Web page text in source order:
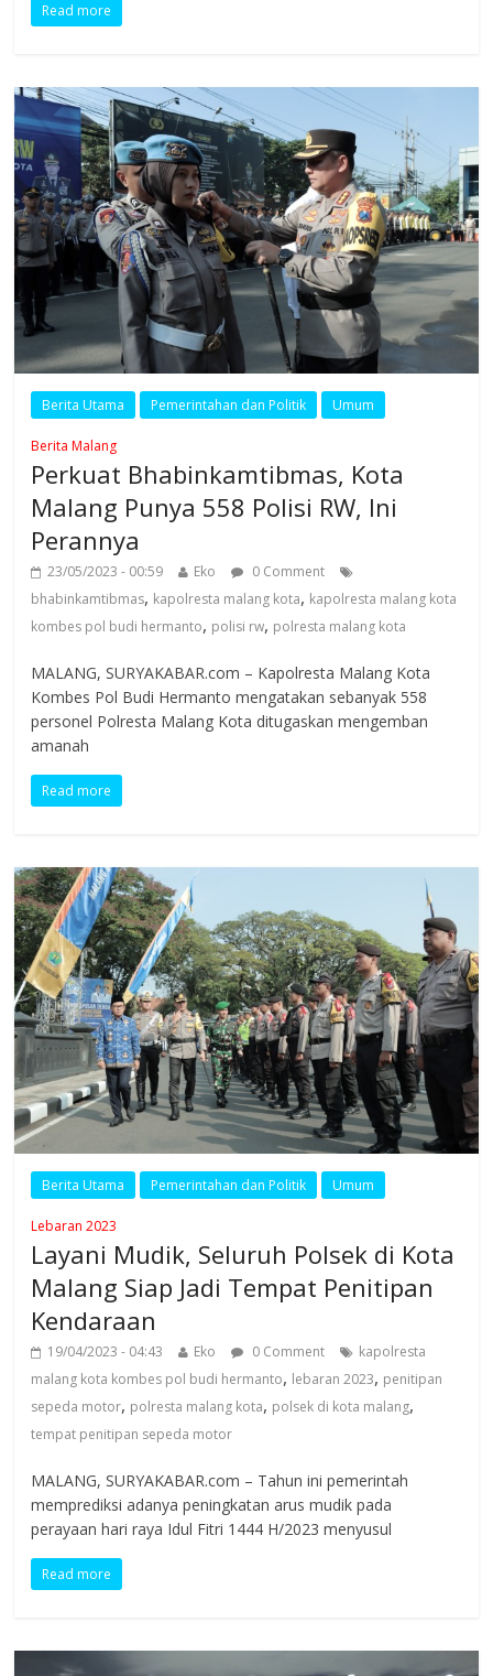
Read more
Berita Utama Pemerintahan dan Politik Umum
Berita Malang
Perkuat Bhabinkamtibmas, Kota
Malang Punya 558 Polisi RW, Ini
Perannya
23/05/2023 - 00:59 Eko
0 Comment
bhabinkamtibmas, kapolresta malang kota, kapolresta malang kota
kombes pol budi hermanto, polisi rw, polresta malang kota
MALANG, SURYAKABAR.com – Kapolresta Malang Kota
Kombes Pol Budi Hermanto mengatakan sebanyak 558
personel Polresta Malang Kota ditugaskan mengemban
amanah
Read more
Berita Utama Pemerintahan dan Politik Umum
Lebaran 2023
Layani Mudik, Seluruh Polsek di Kota
Malang Siap Jadi Tempat Penitipan
Kendaraan
19/04/2023 - 04:43 Eko 0 Comment
kapolresta
malang kota kombes pol budi hermanto, lebaran 2023, penitipan
sepeda motor, polresta malang kota, polsek di kota malang,
tempat penitipan sepeda motor
MALANG, SURYAKABAR.com – Tahun ini pemerintah
memprediksi adanya peningkatan arus mudik pada
perayaan hari raya Idul Fitri 1444 H/2023 menyusul
Read more